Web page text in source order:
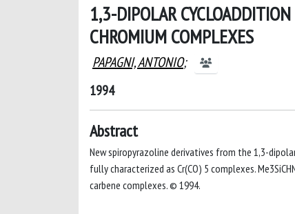
1,3-DIPOLAR
CHROMIUM COMPLEXES
PAPAGNI, ANTONIO;
1994
Abstract
New spiropyrazoline derivatives from the 1,3-
fully characterized as Cr(CO) 5 complexes.
carbene complexes. © 1994.